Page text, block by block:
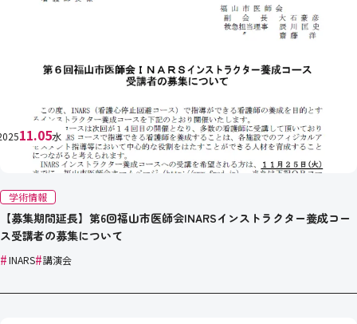
11.05水
学術情報
【募集期間延長】第6回福山市医師会INARSインストラクター養成コー
ス受講者の募集について
#INARS#講演会